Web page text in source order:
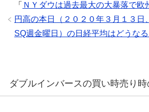
「 ＮＹダウは過去最大の大暴落で欧
円高の本日（２０２０年３月１３日
SQ週金曜日）の日経平均はどうなる
ダブルインバースの買い時売り